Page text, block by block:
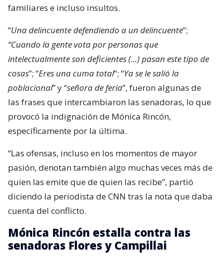
familiares e incluso insultos.
“Una delincuente defendiendo a un delincuente”;
“Cuando la gente vota por personas que
intelectualmente son deficientes (…) pasan este tipo de
cosas”; “Eres una cuma total“; “Ya se le salió la
poblacional” y “señora de feria”, fueron algunas de
las frases que intercambiaron las senadoras, lo que
provocó la indignación de Mónica Rincón,
específicamente por la última.
“Las ofensas, incluso en los momentos de mayor
pasión, denotan también algo muchas veces más de
quien las emite que de quien las recibe”, partió
diciendo la periodista de CNN tras la nota que daba
cuenta del conflicto.
Mónica Rincón estalla contra las
senadoras Flores y Campillai